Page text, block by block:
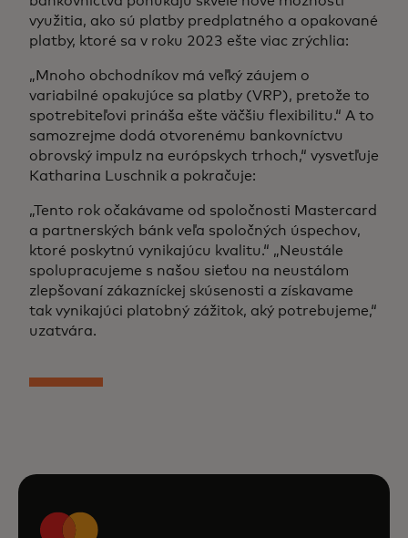
využitia, ako sú platby predplatného a opakované
platby, ktoré sa v roku 2023 ešte viac zrýchlia:
„Mnoho obchodníkov má veľký záujem o
variabilné opakujúce sa platby (VRP), pretože to
spotrebiteľovi prináša ešte väčšiu flexibilitu.“ A to
samozrejme dodá otvorenému bankovníctvu
obrovský impulz na európskych trhoch,“ vysvetľuje
Katharina Luschnik a pokračuje:
„Tento rok očakávame od spoločnosti Mastercard
a partnerských bánk veľa spoločných úspechov,
ktoré poskytnú vynikajúcu kvalitu.“ „Neustále
spolupracujeme s našou sieťou na neustálom
zlepšovaní zákazníckej skúsenosti a získavame
tak vynikajúci platobný zážitok, aký potrebujeme,“
uzatvára.